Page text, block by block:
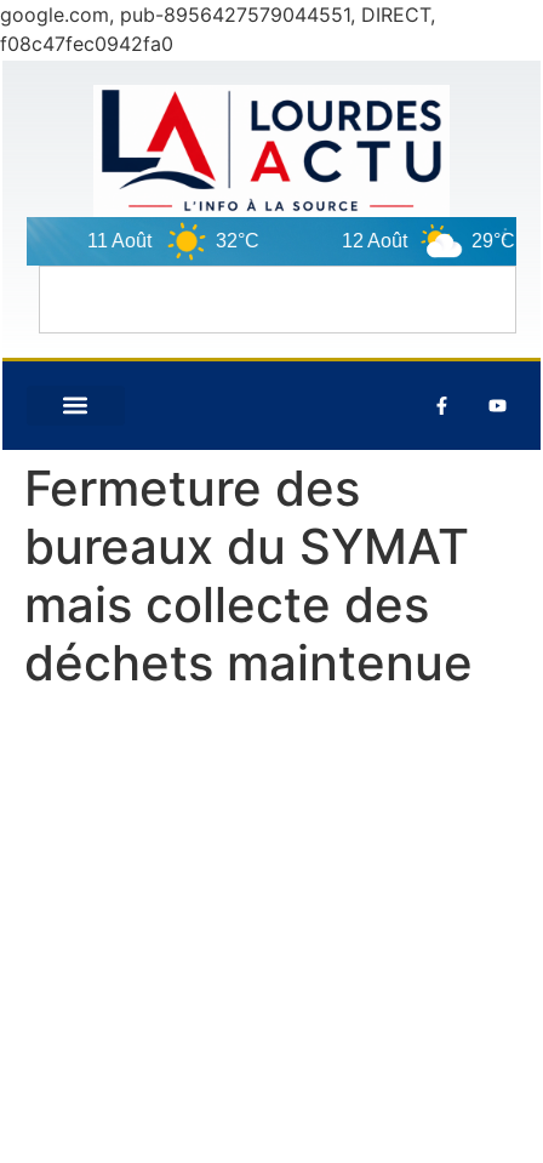
google.com, pub-8956427579044551, DIRECT,
f08c47fec0942fa0
11 Août 32°C 12 Août 29°C
Fermeture des
bureaux du SYMAT
mais collecte des
déchets maintenue